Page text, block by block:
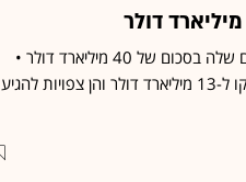
דיווח: OpenAI גייסה 8.3 מיליארד דולר כחלק מגיוס הכספים שלה בסכום של 40 מיליארד דולר •
עוד לפי הדיווח: ההכנסות השנתיות החוזרות של החברה זינקו ל-13 מיליארד דולר והן צפויות להגיע